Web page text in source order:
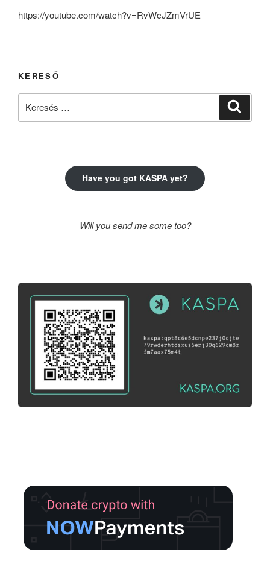
https://youtube.com/watch?v=RvWcJZmVrUE
KERESŐ
Have you got KASPA yet?
Will you send me some too?